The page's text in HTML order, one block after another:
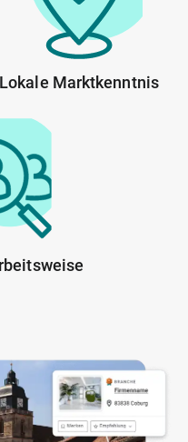
Lokale Marktkenntnis